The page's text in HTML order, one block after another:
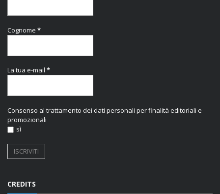
Cognome *
La tua e-mail *
Consenso al trattamento dei dati personali per finalità editoriali e
promozionali
sì
CREDITS